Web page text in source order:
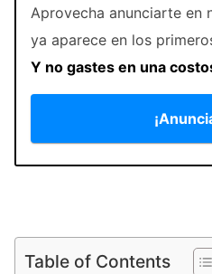
Aprovecha anunciarte en
ya aparece en los
Y no gastes en una
Table of Contents